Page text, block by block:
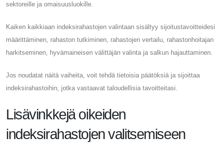
sektoreille ja omaisuusluokille.
Kaiken kaikkiaan indeksirahastojen valintaan sisältyy sijoitustavoitteidesi
määrittäminen, rahaston tutkiminen, rahastojen vertailu, rahastonhoitajan
harkitseminen, hyvämaineisen välittäjän valinta ja salkun hajauttaminen.
Jos noudatat näitä vaiheita, voit tehdä tietoisia päätöksiä ja sijoittaa
indeksirahastoihin, jotka vastaavat taloudellisia tavoitteitasi.
Lisävinkkejä oikeiden
indeksirahastojen valitsemiseen